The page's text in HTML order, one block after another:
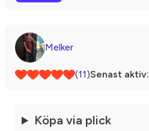
Melker
(11)Senast aktiv:
Köpa via plick